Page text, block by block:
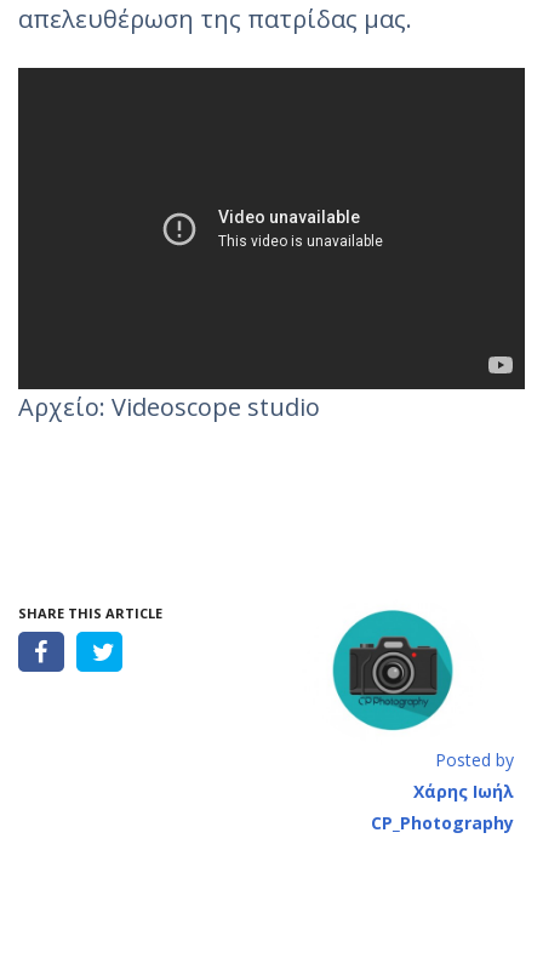
απελευθέρωση της πατρίδας μας.
Αρχείο: Videoscope studio
SHARE THIS ARTICLE
Posted by
Χάρης Ιωήλ
CP_Photography